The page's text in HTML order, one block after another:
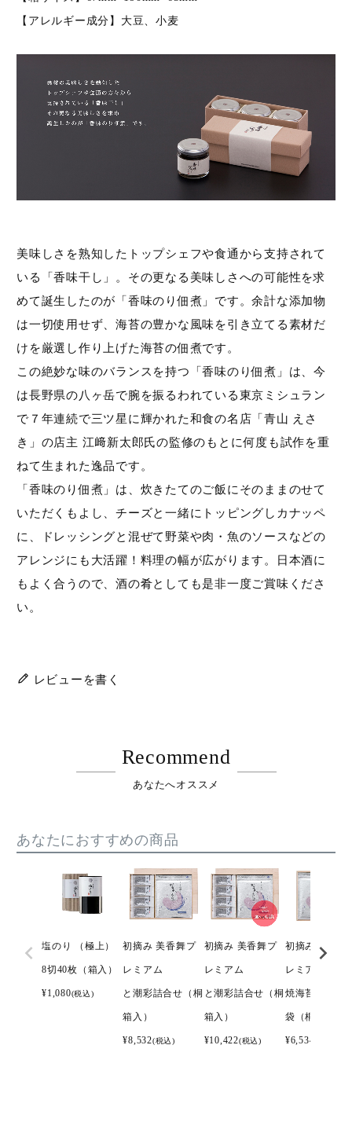
キーワード（商品名）
価格（税別）
〜
在庫
在庫なし商品を表示しない
検索
【アレルギー成分】大豆、小麦
美味しさを熟知したトップシェフや食通から支持されて
いる「香味干し」。その更なる美味しさへの可能性を求
めて誕生したのが「香味のり佃煮」です。余計な添加物
は一切使用せず、海苔の豊かな風味を引き立てる素材だ
けを厳選し作り上げた海苔の佃煮です。
この絶妙な味のバランスを持つ「香味のり佃煮」は、今
は長野県の八ヶ岳で腕を振るわれている東京ミシュラン
で７年連続で三ツ星に輝かれた和食の名店「青山 えさ
き」の店主 江﨑新太郎氏の監修のもとに何度も試作を重
ねて生まれた逸品です。
「香味のり佃煮」は、炊きたてのご飯にそのままのせて
いただくもよし、チーズと一緒にトッピングしカナッペ
に、ドレッシングと混ぜて野菜や肉・魚のソースなどの
アレンジにも大活躍！料理の幅が広がります。日本酒に
もよく合うので、酒の肴としても是非一度ご賞味くださ
い。
レビューを書く
Recommend
あなたへオススメ
あなたにおすすめの商品
塩のり （極上）
8切40枚（箱入）
¥1,080(税込)
初摘み 美香舞プ
レミアム
と潮彩詰合せ（桐
箱入）
¥8,532(税込)
初摘み 美香舞プ
レミアム
と潮彩詰合せ（桐
箱入）
¥10,422(税込)
初摘み 美香舞
レミアム
焼海苔 全型7
袋（桐箱入）
¥6,534